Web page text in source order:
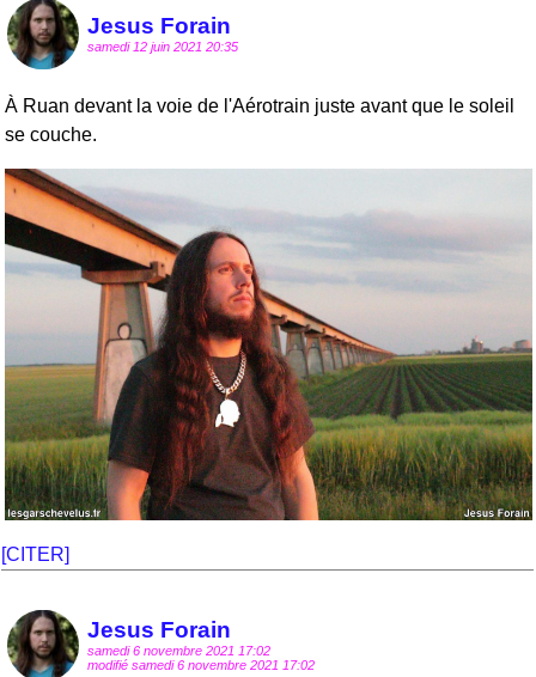
Jesus Forain
samedi 12 juin 2021 20:35
À Ruan devant la voie de l'Aérotrain juste avant que le soleil
se couche.
[CITER]
Jesus Forain
samedi 6 novembre 2021 17:02
modifié samedi 6 novembre 2021 17:02